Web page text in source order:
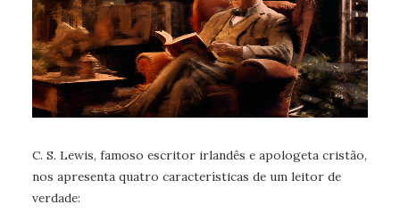
C. S. Lewis, famoso escritor irlandês e apologeta cristão,
nos apresenta quatro características de um leitor de
verdade: